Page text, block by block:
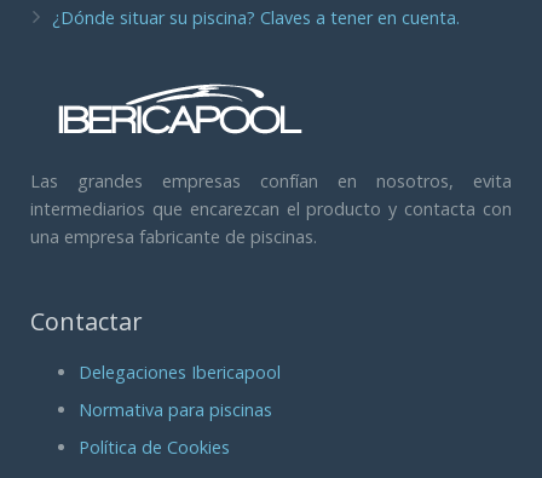
¿Dónde situar su piscina? Claves a tener en cuenta.
Las grandes empresas confían en nosotros, evita
intermediarios que encarezcan el producto y contacta con
una empresa fabricante de piscinas.
Contactar
Delegaciones Ibericapool
Normativa para piscinas
Política de Cookies